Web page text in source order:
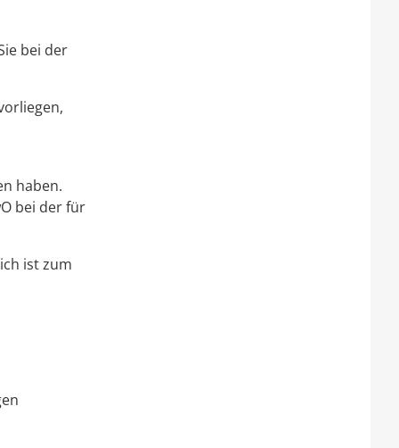
bei der
haben.
bei der für
ist zum